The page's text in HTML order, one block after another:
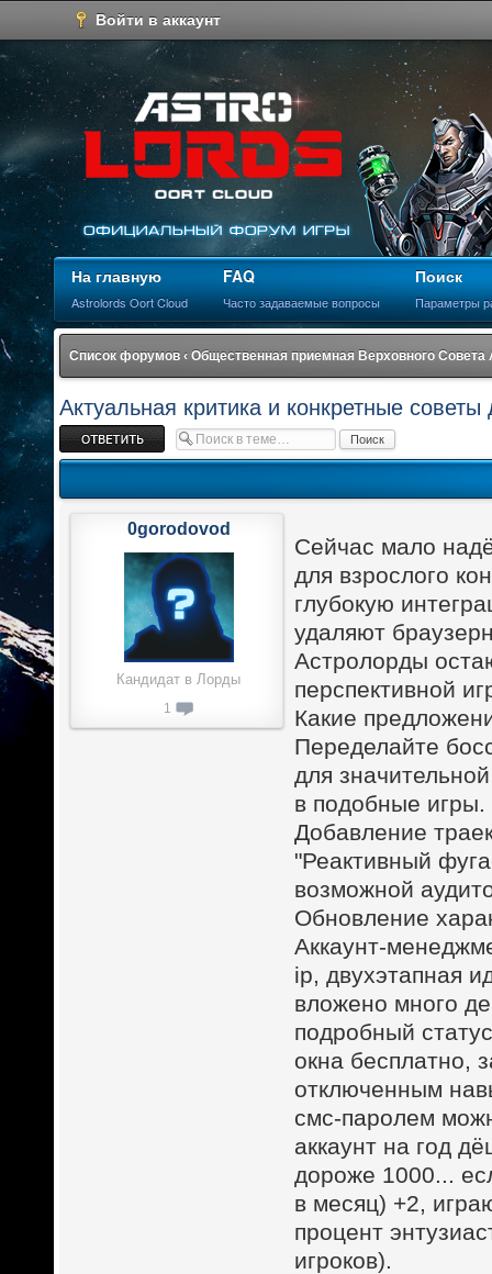
Войти в аккаунт
На главную
Astrolords Oort Cloud
FAQ
Часто задаваемые вопросы
Поиск
Параметры
Список форумов ‹ Общественная приемная Верховного Совета
Актуальная критика и конкретные
Ответить
Сейчас мало
для взрослого
глубокую
удаляют
Астролорды
перспективной
Какие
Переделайте
для
в подобные игры.
Добавление
"Реактивный
возможной
Обновление
Аккаунт-
ip, двухэтапная
вложено много
подробный
окна бесплатно,
отключенным
смс-паролем
аккаунт на год
дороже 1000...
в месяц) +2,
процент
игроков).
0gorodovod
Кандидат в Лорды
1